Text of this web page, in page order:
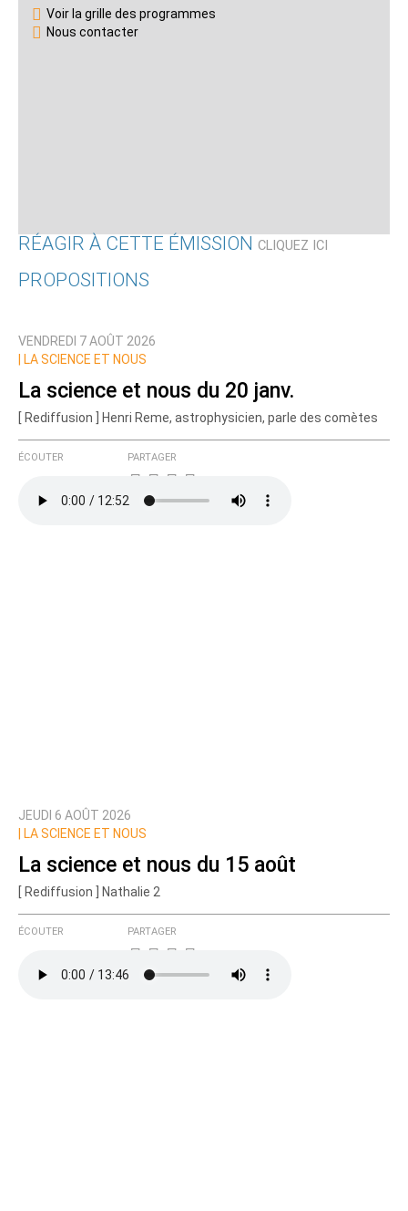
Voir la grille des programmes
Nous contacter
RÉAGIR À CETTE ÉMISSION CLIQUEZ ICI
Nom
Courriel (non publié)
Ajoutez votre commentaire ici
Prévenez-moi de tous les nouveaux commentaires
PROPOSITIONS
VENDREDI 7 AOÛT 2026
LA SCIENCE ET NOUS
La science et nous du 20 janv.
[ Rediffusion ] Henri Reme, astrophysicien, parle des comètes
ÉCOUTER PARTAGER
JEUDI 6 AOÛT 2026
LA SCIENCE ET NOUS
La science et nous du 15 août
[ Rediffusion ] Nathalie 2
ÉCOUTER PARTAGER